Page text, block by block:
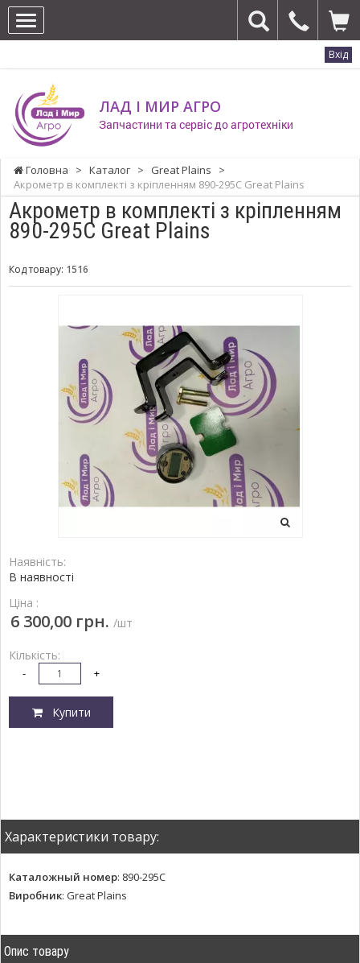
Вхід
ЛАД І МИР АГРО
Запчастини та сервіс до агротехніки
Головна > Каталог > Great Plains
>
Акрометр в комплекті з кріпленням 890-295С Great Plains
Акрометр в комплекті з кріпленням
890-295С Great Plains
Код товару: 1516
Наявність:
В наявності
Ціна :
6 300,00 грн. /шт
Кількість:
- +
Купити
Характеристики товару:
Каталожный номер: 890-295С
Виробник: Great Plains
Опис товару